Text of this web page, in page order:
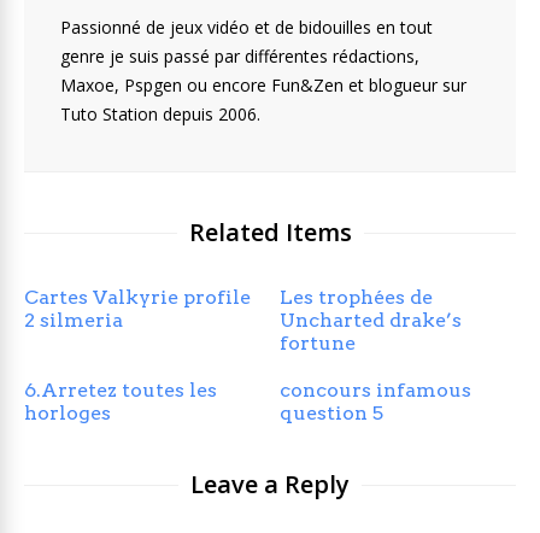
Passionné de jeux vidéo et de bidouilles en tout
genre je suis passé par différentes rédactions,
Maxoe, Pspgen ou encore Fun&Zen et blogueur sur
Tuto Station depuis 2006.
Related Items
Cartes Valkyrie profile
2 silmeria
Les trophées de
Uncharted drake’s
fortune
6.Arretez toutes les
horloges
concours infamous
question 5
Leave a Reply